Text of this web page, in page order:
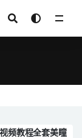
频教程全套美瞳